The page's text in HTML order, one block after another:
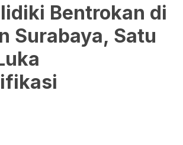
Bentrokan di
Surabaya, Satu